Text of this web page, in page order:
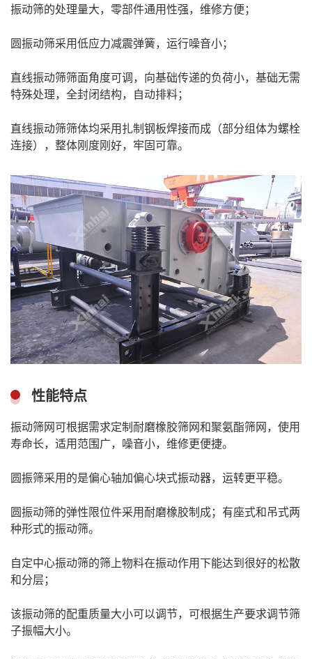
振动筛的处理量大，零部件通用性强，维修方便；
圆振动筛采用低应力减震弹簧，运行噪音小；
直线振动筛筛面角度可调，向基础传递的负荷小，基础无需
特殊处理，全封闭结构，自动排料；
直线振动筛筛体均采用扎制钢板焊接而成（部分组体为螺栓
连接），整体刚度刚好，牢固可靠。
性能特点
振动筛网可根据需求定制耐磨橡胶筛网和聚氨酯筛网，使用
寿命长，适用范围广，噪音小，维修更便捷。
圆振筛采用的是偏心轴加偏心块式振动器，运转更平稳。
圆振动筛的弹性限位件采用耐磨橡胶制成；有座式和吊式两
种形式的振动筛。
自定中心振动筛的筛上物料在振动作用下能达到很好的松散
和分层；
该振动筛的配重质量大小可以调节，可根据生产要求调节筛
子振幅大小。